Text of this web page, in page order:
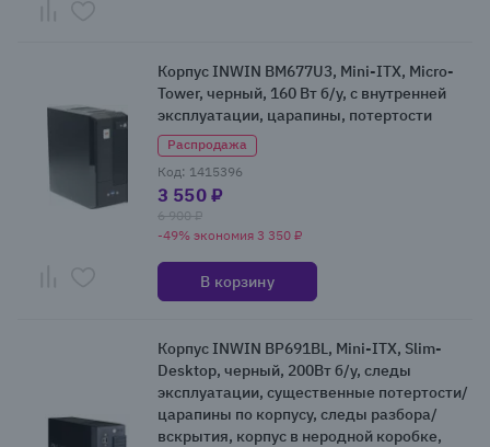
Корпус INWIN BM677U3, Mini-ITX, Micro-
Tower, черный, 160 Вт б/у, с внутренней
эксплуатации, царапины, потертости
Распродажа
Код: 1415396
3 550 ₽
6 900 ₽
-49% экономия 3 350 ₽
В корзину
Корпус INWIN BP691BL, Mini-ITX, Slim-
Desktop, черный, 200Вт б/у, следы
эксплуатации, существенные потертости/
царапины по корпусу, следы разбора/
вскрытия, корпус в неродной коробке,